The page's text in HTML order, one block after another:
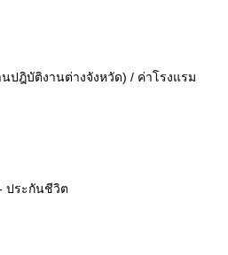
ปฎิบัติงานต่างจังหวัด) / ค่าโรงแรม
ประกันชีวิต